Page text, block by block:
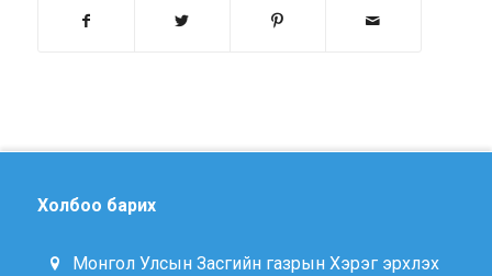
Холбоо барих
Монгол Улсын Засгийн газрын Хэрэг эрхлэх